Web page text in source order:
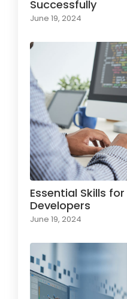
Successfully
June 19, 2024
Essential Skills
Developers
June 19, 2024